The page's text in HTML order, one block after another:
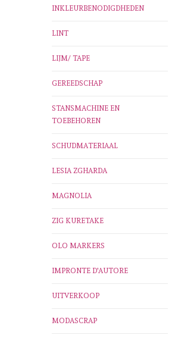
INKLEURBENODIGDHEDEN
LINT
LIJM/ TAPE
GEREEDSCHAP
STANSMACHINE EN
TOEBEHOREN
SCHUDMATERIAAL
LESIA ZGHARDA
MAGNOLIA
ZIG KURETAKE
OLO MARKERS
IMPRONTE D'AUTORE
UITVERKOOP
MODASCRAP